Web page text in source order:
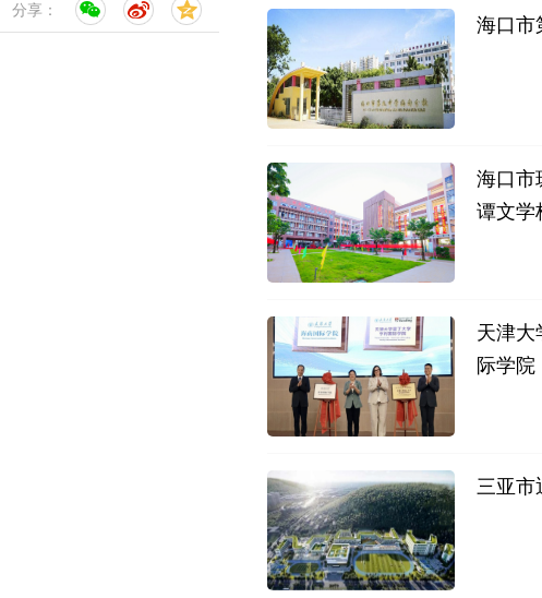
分享：
海口市
海口市
谭文学
天津大
际学院
三亚市